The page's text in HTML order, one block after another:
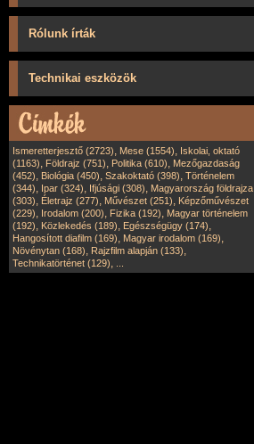
Rólunk írták
Technikai eszközök
Ismeretterjesztő (2723), Mese (1554), Iskolai, oktató
(1163), Földrajz (751), Politika (610), Mezőgazdaság
(452), Biológia (450), Szakoktató (398), Történelem
(344), Ipar (324), Ifjúsági (308), Magyarország földrajza
(303), Életrajz (277), Művészet (251), Képzőművészet
(229), Irodalom (200), Fizika (192), Magyar történelem
(192), Közlekedés (189), Egészségügy (174),
Hangosított diafilm (169), Magyar irodalom (169),
Növénytan (168), Rajzfilm alapján (133),
Technikatörténet (129),